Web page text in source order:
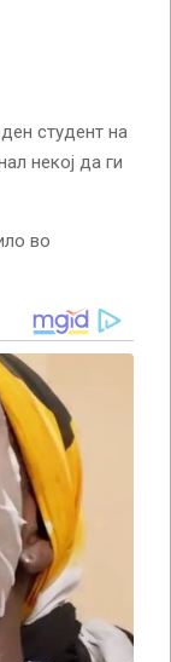
студент на
некој да ги
во